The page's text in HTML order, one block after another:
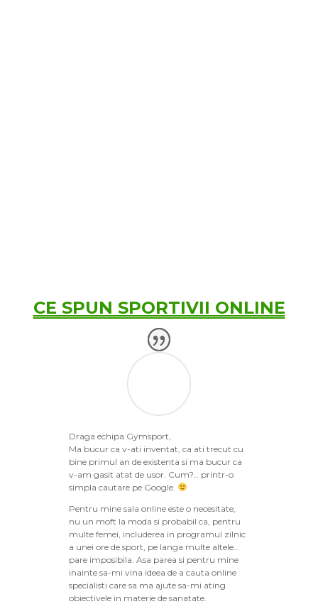
CE SPUN SPORTIVII ONLINE
Draga echipa Gymsport,
Ma bucur ca v-ati inventat, ca ati trecut cu
bine primul an de existenta si ma bucur ca
v-am gasit atat de usor. Cum?… printr-o
simpla cautare pe Google.
Pentru mine sala online este o necesitate,
nu un moft la moda si probabil ca, pentru
multe femei, includerea in programul zilnic
a unei ore de sport, pe langa multe altele…
pare imposibila. Asa parea si pentru mine
inainte sa-mi vina ideea de a cauta online
specialisti care sa ma ajute sa-mi ating
obiectivele in materie de sanatate.